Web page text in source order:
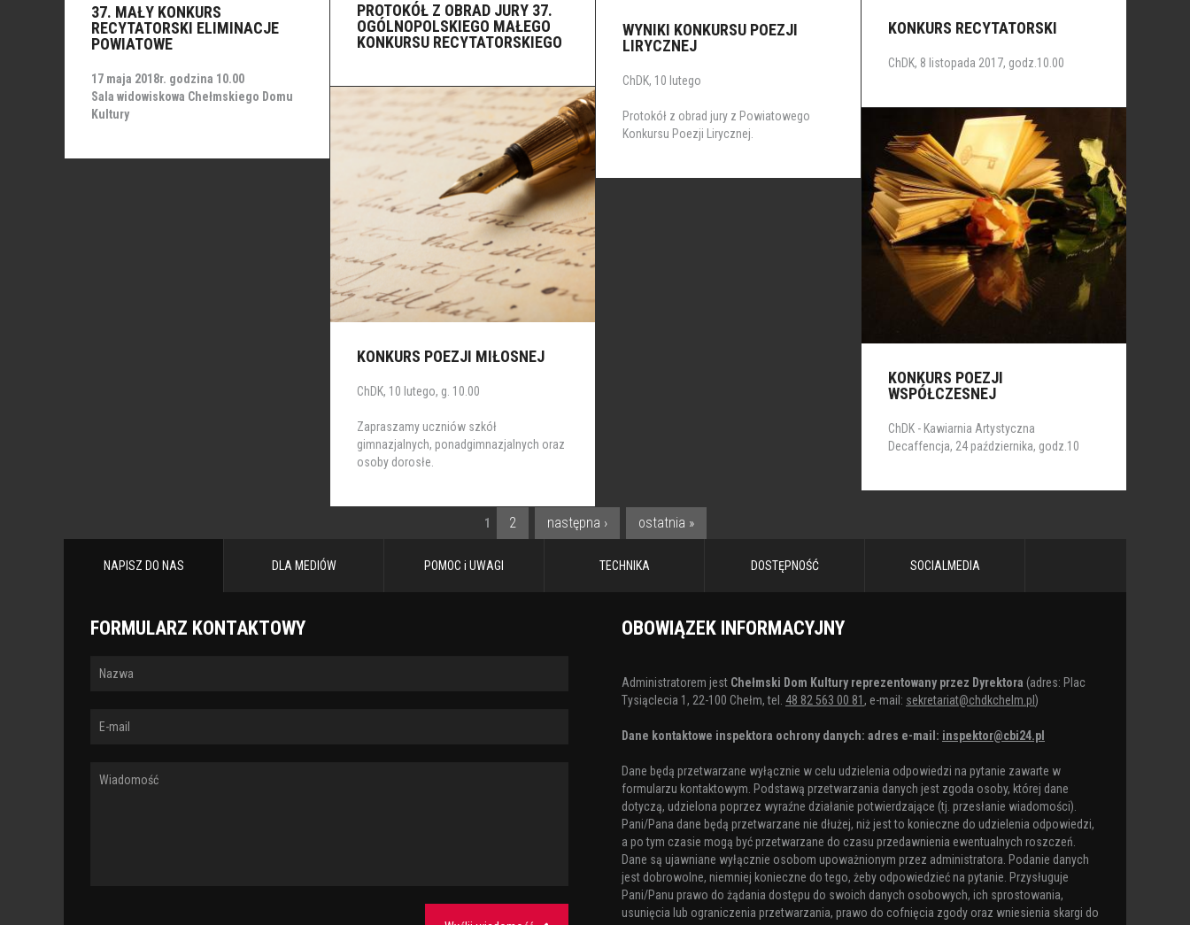
PROTOKÓŁ Z OBRAD JURY 37.
OGÓLNOPOLSKIEGO MAŁEGO
KONKURSU RECYTATORSKIEGO
37. MAŁY KONKURS
RECYTATORSKI ELIMINACJE
POWIATOWE
17 maja 2018r. godzina 10.00
Sala widowiskowa Chełmskiego Domu
Kultury
KONKURS RECYTATORSKI
ChDK, 8 listopada 2017, godz.10.00
WYNIKI KONKURSU POEZJI
LIRYCZNEJ
ChDK, 10 lutego
Protokół z obrad jury z Powiatowego
Konkursu Poezji Lirycznej.
KONKURS POEZJI MIŁOSNEJ
ChDK, 10 lutego, g. 10.00
Zapraszamy uczniów szkół
gimnazjalnych, ponadgimnazjalnych oraz
osoby dorosłe.
KONKURS POEZJI
WSPÓŁCZESNEJ
ChDK - Kawiarnia Artystyczna
Decaffencja, 24 października, godz.10
STRONY
1 2 następna › ostatnia »
NAPISZ DO NAS DLA MEDIÓW POMOC i UWAGI TECHNIKA DOSTĘPNOŚĆ SOCIALMEDIA
FORMULARZ KONTAKTOWY OBOWIĄZEK INFORMACYJNY
Administratorem jest Chełmski Dom Kultury reprezentowany przez Dyrektora (adres: Plac
Tysiąclecia 1, 22-100 Chełm, tel. 48 82 563 00 81 , e-mail: sekretariat@chdkchelm.pl )
Dane kontaktowe inspektora ochrony danych: adres e-mail: inspektor@cbi24.pl
Dane będą przetwarzane wyłącznie w celu udzielenia odpowiedzi na pytanie zawarte w
formularzu kontaktowym. Podstawą przetwarzania danych jest zgoda osoby, której dane
dotyczą, udzielona poprzez wyraźne działanie potwierdzające (tj. przesłanie wiadomości).
Pani/Pana dane będą przetwarzane nie dłużej, niż jest to konieczne do udzielenia odpowiedzi,
a po tym czasie mogą być przetwarzane do czasu przedawnienia ewentualnych roszczeń.
Dane są ujawniane wyłącznie osobom upoważnionym przez administratora. Podanie danych
jest dobrowolne, niemniej konieczne do tego, żeby odpowiedzieć na pytanie. Przysługuje
Pani/Panu prawo do żądania dostępu do swoich danych osobowych, ich sprostowania,
usunięcia lub ograniczenia przetwarzania, prawo do cofnięcia zgody oraz wniesienia skargi do